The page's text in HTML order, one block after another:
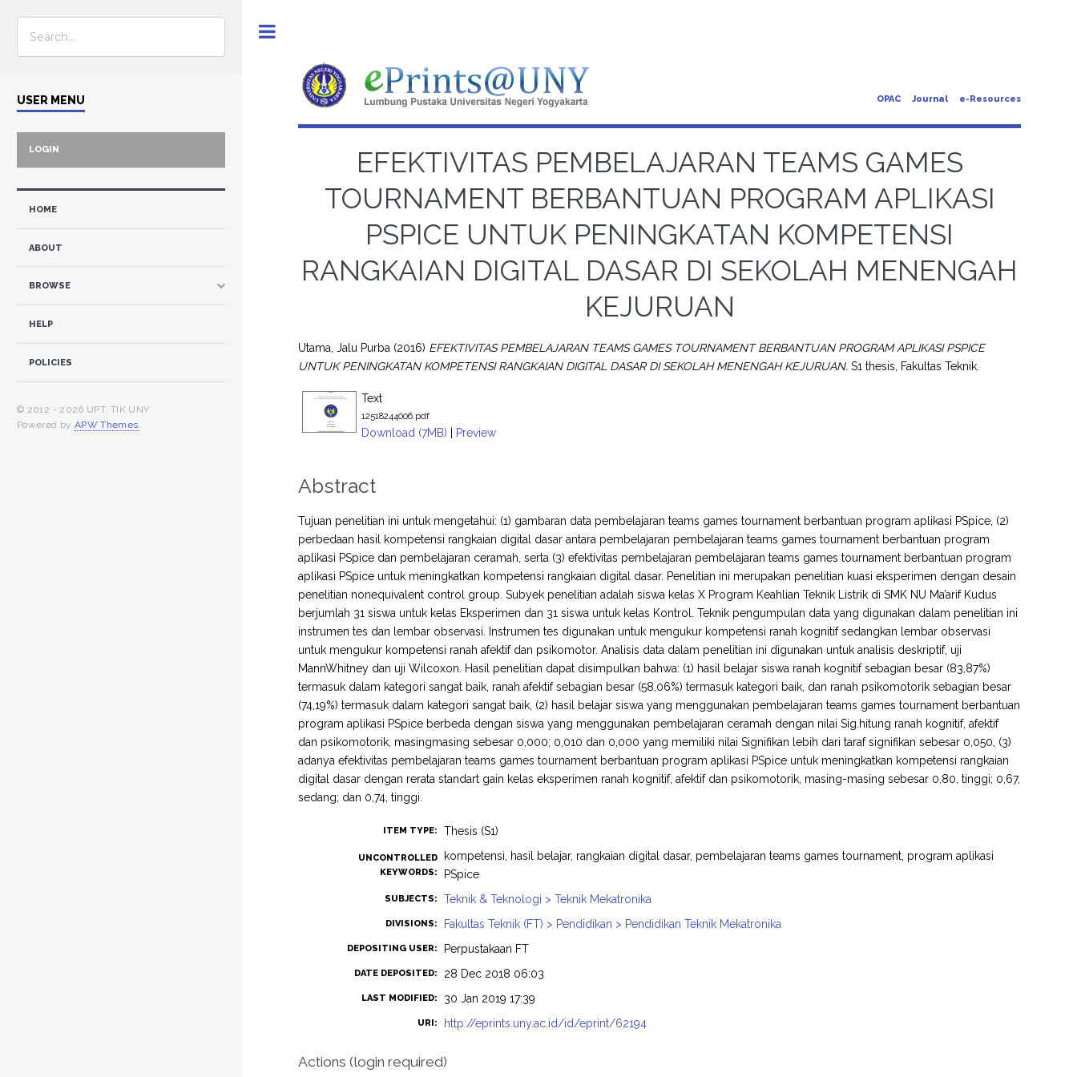
OPAC Journal e-Resources
EFEKTIVITAS PEMBELAJARAN TEAMS GAMES
TOURNAMENT BERBANTUAN PROGRAM APLIKASI
PSPICE UNTUK PENINGKATAN KOMPETENSI
RANGKAIAN DIGITAL DASAR DI SEKOLAH MENENGAH
KEJURUAN
Utama, Jalu Purba (2016) EFEKTIVITAS PEMBELAJARAN TEAMS GAMES TOURNAMENT BERBANTUAN PROGRAM APLIKASI PSPICE
UNTUK PENINGKATAN KOMPETENSI RANGKAIAN DIGITAL DASAR DI SEKOLAH MENENGAH KEJURUAN. S1 thesis, Fakultas Teknik.
Text
12518244006.pdf
Download (7MB) | Preview
Abstract
Tujuan penelitian ini untuk mengetahui: (1) gambaran data pembelajaran teams games tournament berbantuan program aplikasi PSpice, (2)
perbedaan hasil kompetensi rangkaian digital dasar antara pembelajaran pembelajaran teams games tournament berbantuan program
aplikasi PSpice dan pembelajaran ceramah, serta (3) efektivitas pembelajaran pembelajaran teams games tournament berbantuan program
aplikasi PSpice untuk meningkatkan kompetensi rangkaian digital dasar. Penelitian ini merupakan penelitian kuasi eksperimen dengan desain
penelitian nonequivalent control group. Subyek penelitian adalah siswa kelas X Program Keahlian Teknik Listrik di SMK NU Ma’arif Kudus
berjumlah 31 siswa untuk kelas Eksperimen dan 31 siswa untuk kelas Kontrol. Teknik pengumpulan data yang digunakan dalam penelitian ini
instrumen tes dan lembar observasi. Instrumen tes digunakan untuk mengukur kompetensi ranah kognitif sedangkan lembar observasi
untuk mengukur kompetensi ranah afektif dan psikomotor. Analisis data dalam penelitian ini digunakan untuk analisis deskriptif, uji
MannWhitney dan uji Wilcoxon. Hasil penelitian dapat disimpulkan bahwa: (1) hasil belajar siswa ranah kognitif sebagian besar (83,87%)
termasuk dalam kategori sangat baik, ranah afektif sebagian besar (58,06%) termasuk kategori baik, dan ranah psikomotorik sebagian besar
(74,19%) termasuk dalam kategori sangat baik, (2) hasil belajar siswa yang menggunakan pembelajaran teams games tournament berbantuan
program aplikasi PSpice berbeda dengan siswa yang menggunakan pembelajaran ceramah dengan nilai Sig.hitung ranah kognitif, afektif
dan psikomotorik, masingmasing sebesar 0,000; 0,010 dan 0,000 yang memiliki nilai Signifikan lebih dari taraf signifikan sebesar 0,050, (3)
adanya efektivitas pembelajaran teams games tournament berbantuan program aplikasi PSpice untuk meningkatkan kompetensi rangkaian
digital dasar dengan rerata standart gain kelas eksperimen ranah kognitif, afektif dan psikomotorik, masing-masing sebesar 0,80, tinggi; 0,67,
sedang; dan 0,74, tinggi.
ITEM TYPE: Thesis (S1)
UNCONTROLLED
KEYWORDS:
kompetensi, hasil belajar, rangkaian digital dasar, pembelajaran teams games tournament, program aplikasi
PSpice
SUBJECTS: Teknik & Teknologi > Teknik Mekatronika
DIVISIONS: Fakultas Teknik (FT) > Pendidikan > Pendidikan Teknik Mekatronika
DEPOSITING USER: Perpustakaan FT
DATE DEPOSITED: 28 Dec 2018 06:03
LAST MODIFIED: 30 Jan 2019 17:39
URI: http://eprints.uny.ac.id/id/eprint/62194
Actions (login required)
USER MENU
LOGIN
HOME
ABOUT
BROWSE
HELP
POLICIES
© 2012 - 2026 UPT. TIK UNY
Powered by APW Themes